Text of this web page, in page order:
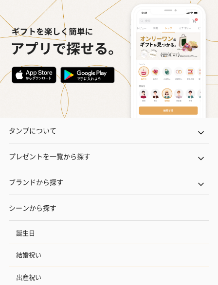
タンプについて
プレゼントを一覧から探す
ブランドから探す
シーンから探す
誕生日
結婚祝い
出産祝い